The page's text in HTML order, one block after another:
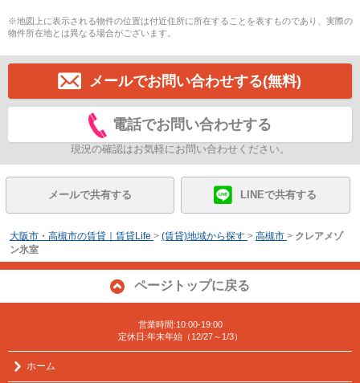
※地図上に表示される物件の位置は付近住所に所在することを表すものであり、実際の
物件所在地とは異なる場合がございます。
メールでお問い合わせする(無料)
電話でお問い合わせする
現況の確認はお気軽にお問い合わせください。
メールで共有する LINEで共有する
大阪市・高槻市の賃貸｜賃貸Life > (賃貸)地域から探す > 高槻市 > クレアメゾ
ン氷室
ページトップに戻る
営業時間:10:00-19:00
定休日:年末年始（12/27～1/3）
ホーム